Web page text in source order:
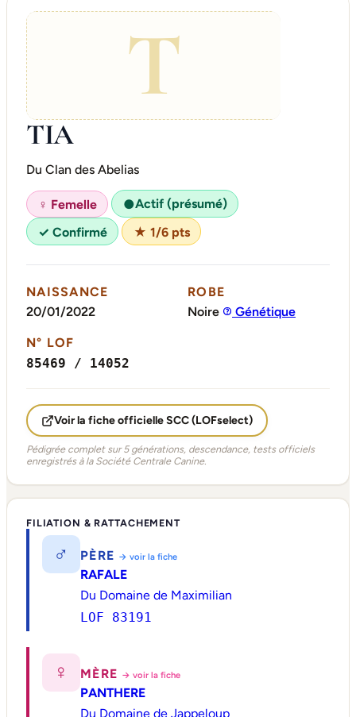
T
TIA
Du Clan des Abelias
♀ Femelle ●Actif (présumé)
✓ Confirmé
★ 1/6 pts
NAISSANCE
20/01/2022
ROBE
Noire
Génétique
N° LOF
85469 / 14052
Voir la fiche officielle SCC (LOFselect)
Pédigrée complet sur 5 générations, descendance, tests officiels
enregistrés à la Société Centrale Canine.
FILIATION & RATTACHEMENT
♂ PÈRE → voir la fiche
RAFALE
Du Domaine de Maximilian
LOF 83191
♀ MÈRE → voir la fiche
PANTHERE
Du Domaine de Jappeloup